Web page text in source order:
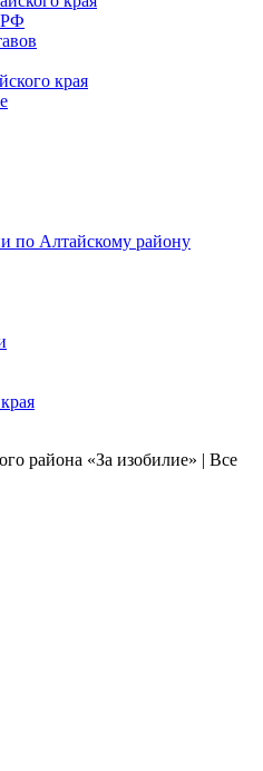
РФ
края
по Алтайскому району
района «За изобилие» | Все